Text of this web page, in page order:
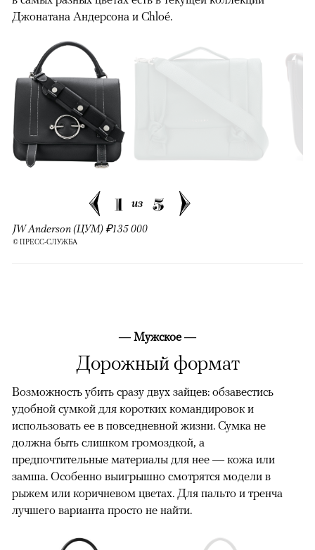
Джонатана Андерсона и Chloé.
1 из 5
JW Anderson (ЦУМ) ₽135 000
© ПРЕСС-СЛУЖБА
— Мужское —
Дорожный формат
Возможность убить сразу двух зайцев: обзавестись
удобной сумкой для коротких командировок и
использовать ее в повседневной жизни. Сумка не
должна быть слишком громоздкой, а
предпочтительные материалы для нее — кожа или
замша. Особенно выигрышно смотрятся модели в
рыжем или коричневом цветах. Для пальто и тренча
лучшего варианта просто не найти.